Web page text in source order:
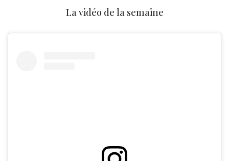
La vidéo de la semaine